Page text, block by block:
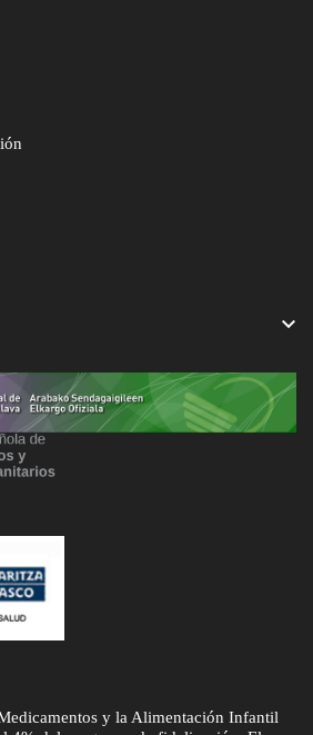

y la Alimentación Infantil